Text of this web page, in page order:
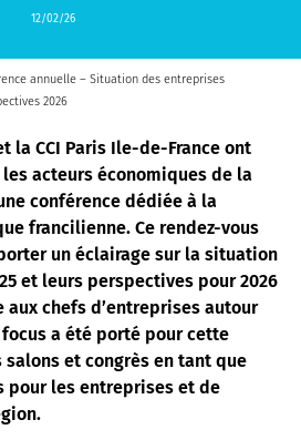
12/02/26
annuelle – Situation des entreprises
2026
la CCI Paris Ile-de-France ont
acteurs économiques de la
conférence dédiée à la
francilienne. Ce rendez-vous
un éclairage sur la situation
et leurs perspectives pour 2026
chefs d’entreprises autour
focus a été porté pour cette
et congrès en tant que
pour les entreprises et de